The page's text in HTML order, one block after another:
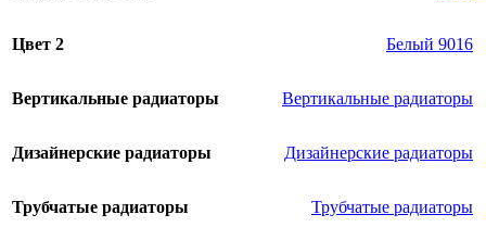
Цвет 2 Белый 9016
Вертикальные радиаторы Вертикальные радиаторы
Дизайнерские радиаторы Дизайнерские радиаторы
Трубчатые радиаторы Трубчатые радиаторы